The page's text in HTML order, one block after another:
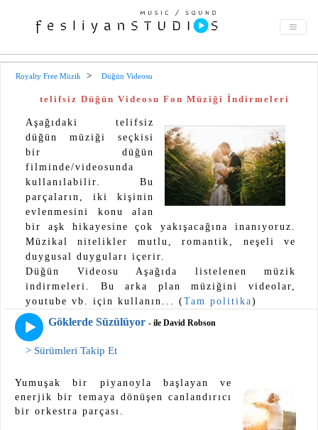
Royalty Free Müzik Düğün Videosu
telifsiz Düğün Videosu Fon Müziği İndirmeleri
Aşağıdaki telifsiz
düğün müziği seçkisi
bir düğün
filminde/videosunda
kullanılabilir. Bu
parçaların, iki kişinin
evlenmesini konu alan
bir aşk hikayesine çok yakışacağına inanıyoruz.
Müzikal nitelikler mutlu, romantik, neşeli ve
duygusal duyguları içerir.
Düğün Videosu Aşağıda listelenen müzik
indirmeleri. Bu arka plan müziğini videolar,
youtube vb. için kullanın... (Tam politika)
Göklerde Süzülüyor - ile David Robson
> Sürümleri Takip Et
Yumuşak bir piyanoyla başlayan ve
enerjik bir temaya dönüşen canlandırıcı
bir orkestra parçası.